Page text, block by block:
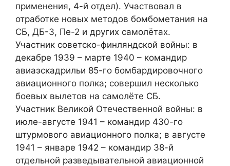
применения, 4-й отдел). Участвовал в
отработке новых методов бомбометания на
СБ, ДБ-3, Пе-2 и других самолётах.
Участник советско-финляндской войны: в
декабре 1939 – марте 1940 – командир
авиаэскадрильи 85-го бомбардировочного
авиационного полка; совершил несколько
боевых вылетов на самолёте СБ.
Участник Великой Отечественной войны: в
июле-августе 1941 – командир 430-го
штурмового авиационного полка; в августе
1941 – январе 1942 – командир 38-й
отдельной разведывательной авиационной